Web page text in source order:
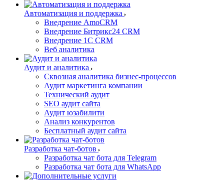
Автоматизация и поддержка
Внедрение AmoCRM
Внедрение Битрикс24 CRM
Внедрение 1C CRM
Веб аналитика
Аудит и аналитика
Сквозная аналитика бизнес-процессов
Аудит маркетинга компании
Технический аудит
SEO аудит сайта
Аудит юзабилити
Анализ конкурентов
Бесплатный аудит сайта
Разработка чат-ботов
Разработка чат бота для Telegram
Разработка чат бота для WhatsApp